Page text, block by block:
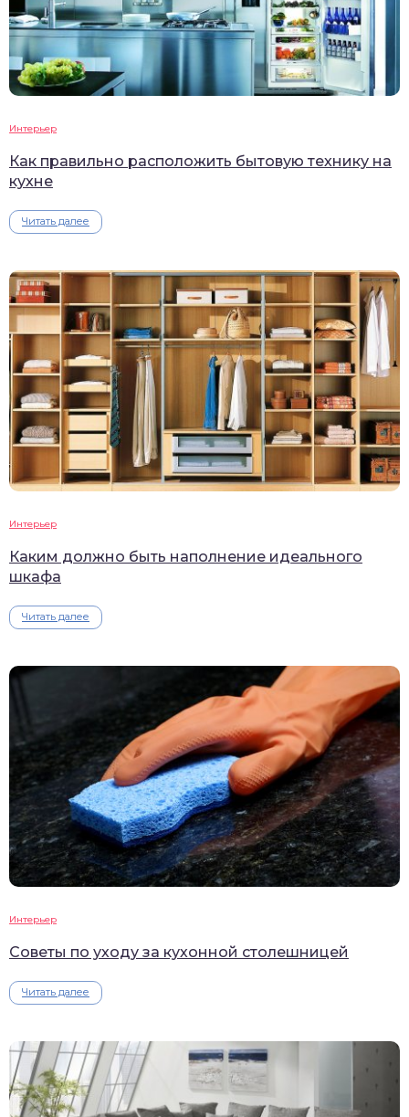
Интерьер
Как правильно расположить бытовую технику на
кухне
Читать далее
Интерьер
Каким должно быть наполнение идеального
шкафа
Читать далее
Интерьер
Советы по уходу за кухонной столешницей
Читать далее